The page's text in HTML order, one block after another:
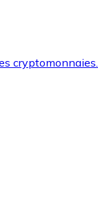
cryptomonnaies.